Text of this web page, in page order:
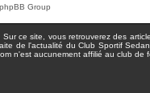
Group
ce site, vous retrouverez des
de l'actualité du Club Sportif
n'est aucunement affilié au club de